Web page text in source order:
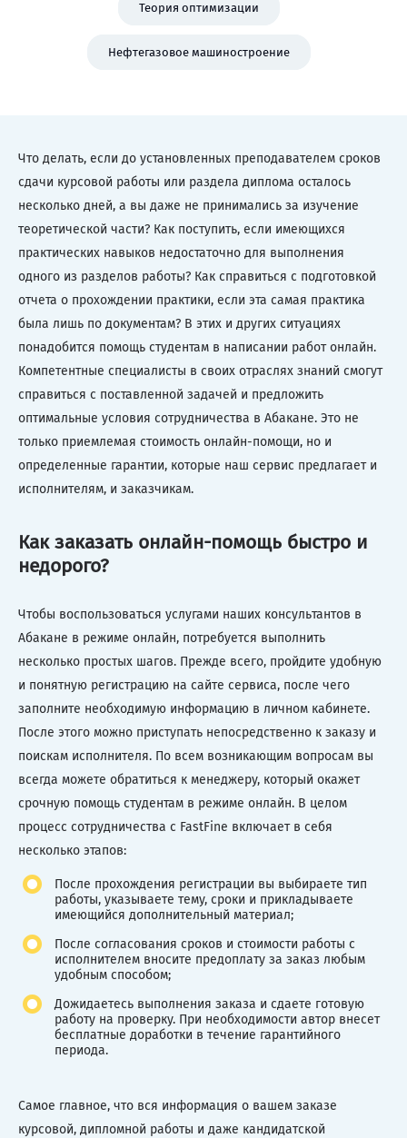
Теория оптимизации
Нефтегазовое машиностроение
Что делать, если до установленных преподавателем сроков
сдачи курсовой работы или раздела диплома осталось
несколько дней, а вы даже не принимались за изучение
теоретической части? Как поступить, если имеющихся
практических навыков недостаточно для выполнения
одного из разделов работы? Как справиться с подготовкой
отчета о прохождении практики, если эта самая практика
была лишь по документам? В этих и других ситуациях
понадобится помощь студентам в написании работ онлайн.
Компетентные специалисты в своих отраслях знаний смогут
справиться с поставленной задачей и предложить
оптимальные условия сотрудничества в Абакане. Это не
только приемлемая стоимость онлайн-помощи, но и
определенные гарантии, которые наш сервис предлагает и
исполнителям, и заказчикам.
Как заказать онлайн-помощь быстро и
недорого?
Чтобы воспользоваться услугами наших консультантов в
Абакане в режиме онлайн, потребуется выполнить
несколько простых шагов. Прежде всего, пройдите удобную
и понятную регистрацию на сайте сервиса, после чего
заполните необходимую информацию в личном кабинете.
После этого можно приступать непосредственно к заказу и
поискам исполнителя. По всем возникающим вопросам вы
всегда можете обратиться к менеджеру, который окажет
срочную помощь студентам в режиме онлайн. В целом
процесс сотрудничества с FastFine включает в себя
несколько этапов:
После прохождения регистрации вы выбираете тип
работы, указываете тему, сроки и прикладываете
имеющийся дополнительный материал;
После согласования сроков и стоимости работы с
исполнителем вносите предоплату за заказ любым
удобным способом;
Дожидаетесь выполнения заказа и сдаете готовую
работу на проверку. При необходимости автор внесет
бесплатные доработки в течение гарантийного
периода.
Самое главное, что вся информация о вашем заказе
курсовой, дипломной работы и даже кандидатской